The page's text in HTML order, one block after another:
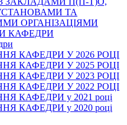
ТА
ОРГАНІЗАЦІЯМИ
КАФЕДРИ
КАФЕДРИ У 2026 РОЦІ
КАФЕДРИ У 2025 РОЦІ
КАФЕДРИ У 2023 РОЦІ
КАФЕДРИ У 2022 РОЦІ
КАФЕДРИ у 2021 році
КАФЕДРИ у 2020 році